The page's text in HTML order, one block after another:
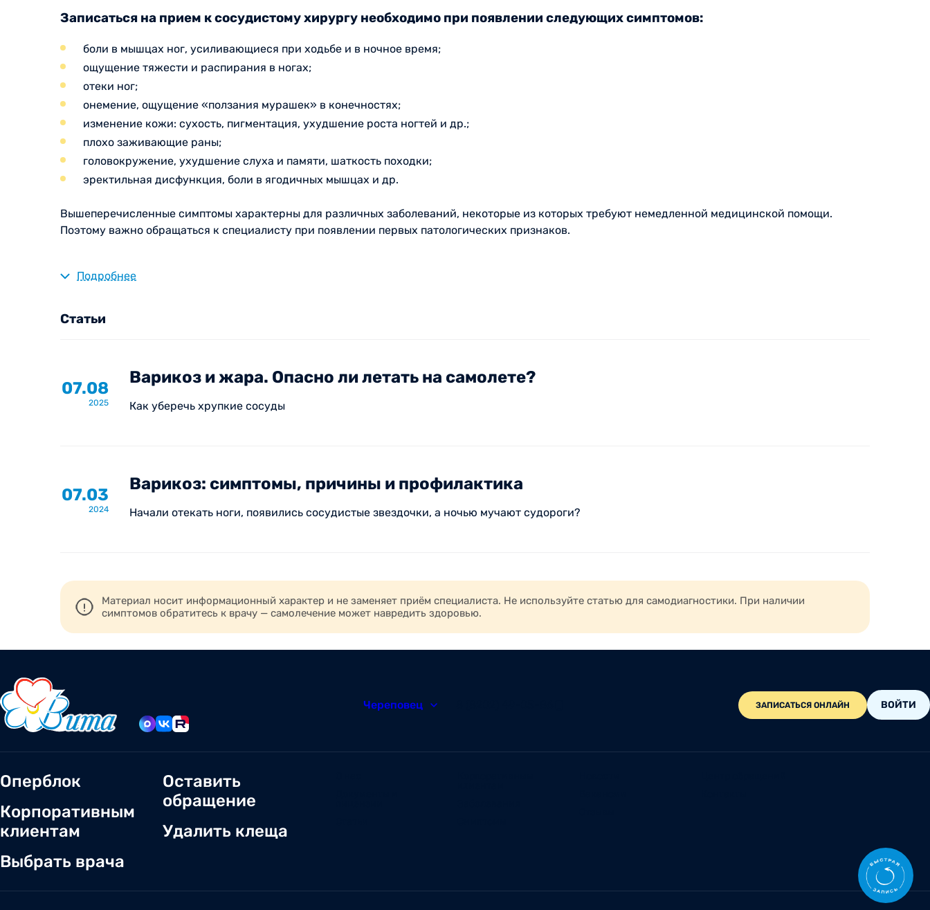
Записаться на прием к сосудистому хирургу необходимо при появлении следующих симптомов:
боли в мышцах ног, усиливающиеся при ходьбе и в ночное время;
ощущение тяжести и распирания в ногах;
отеки ног;
онемение, ощущение «ползания мурашек» в конечностях;
изменение кожи: сухость, пигментация, ухудшение роста ногтей и др.;
плохо заживающие раны;
головокружение, ухудшение слуха и памяти, шаткость походки;
эректильная дисфункция, боли в ягодичных мышцах и др.
Вышеперечисленные симптомы характерны для различных заболеваний, некоторые из которых требуют немедленной медицинской помощи.
Поэтому важно обращаться к специалисту при появлении первых патологических признаков.
Подробнее
Статьи
07.08
2025
Варикоз и жара. Опасно ли летать на самолете?
Как уберечь хрупкие сосуды
07.03
2024
Варикоз: симптомы, причины и профилактика
Начали отекать ноги, появились сосудистые звездочки, а ночью мучают судороги?
Материал носит информационный характер и не заменяет приём специалиста. Не используйте статью для самодиагностики. При наличии
симптомов обратитесь к врачу — самолечение может навредить здоровью.
Череповец ЗАПИСАТЬСЯ ОНЛАЙН ВОЙТИ
Оперблок
Корпоративным
клиентам
Выбрать врача
Оставить
обращение
Удалить клеща